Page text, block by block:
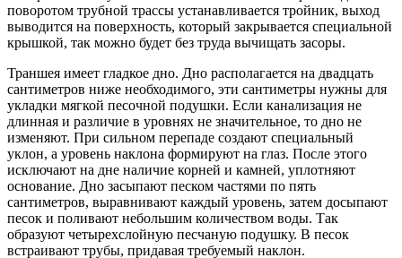
поворотом трубной трассы устанавливается тройник, выход
выводится на поверхность, который закрывается специальной
крышкой, так можно будет без труда вычищать засоры.
Траншея имеет гладкое дно. Дно располагается на двадцать
сантиметров ниже необходимого, эти сантиметры нужны для
укладки мягкой песочной подушки. Если канализация не
длинная и различие в уровнях не значительное, то дно не
изменяют. При сильном перепаде создают специальный
уклон, а уровень наклона формируют на глаз. После этого
исключают на дне наличие корней и камней, уплотняют
основание. Дно засыпают песком частями по пять
сантиметров, выравнивают каждый уровень, затем досыпают
песок и поливают небольшим количеством воды. Так
образуют четырехслойную песчаную подушку. В песок
встраивают трубы, придавая требуемый наклон.